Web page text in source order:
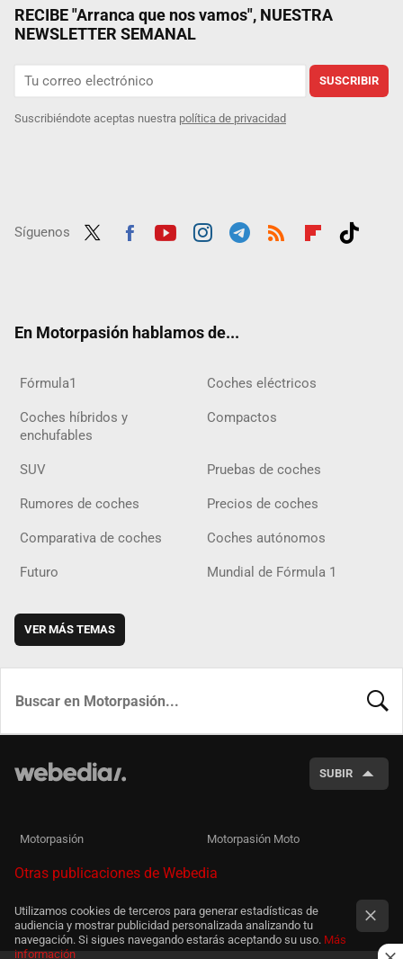
RECIBE "Arranca que nos vamos", NUESTRA
NEWSLETTER SEMANAL
SUSCRIBIR
Suscribiéndote aceptas nuestra política de privacidad
Síguenos
En Motorpasión hablamos de...
Fórmula1 Coches eléctricos
Coches híbridos y
enchufables
Compactos
SUV Pruebas de coches
Rumores de coches Precios de coches
Comparativa de coches Coches autónomos
Futuro Mundial de Fórmula 1
VER MÁS TEMAS
SUBIR
Motorpasión Motorpasión Moto
Otras publicaciones de Webedia
Utilizamos cookies de terceros para generar estadísticas de
audiencia y mostrar publicidad personalizada analizando tu
navegación. Si sigues navegando estarás aceptando su uso. Más
información